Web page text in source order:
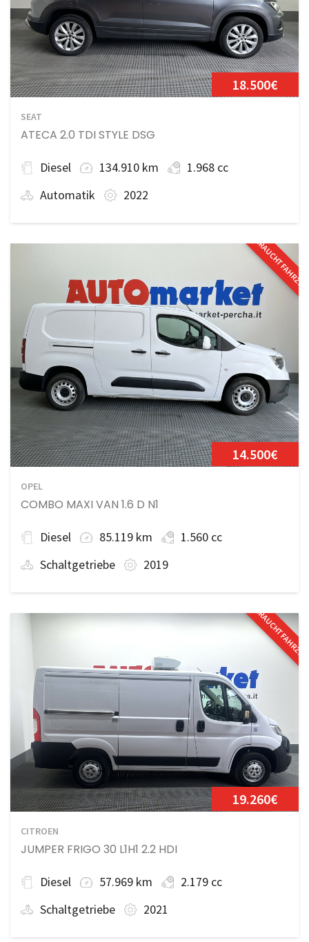
18.500€
SEAT
ATECA 2.0 TDI STYLE DSG
Diesel 134.910 km
1.968 cc
Automatik
2022
14.500€
OPEL
COMBO MAXI VAN 1.6 D N1
Diesel 85.119 km
1.560 cc
Schaltgetriebe
2019
19.260€
CITROEN
JUMPER FRIGO 30 L1H1 2.2 HDI
Diesel 57.969 km
2.179 cc
Schaltgetriebe
2021